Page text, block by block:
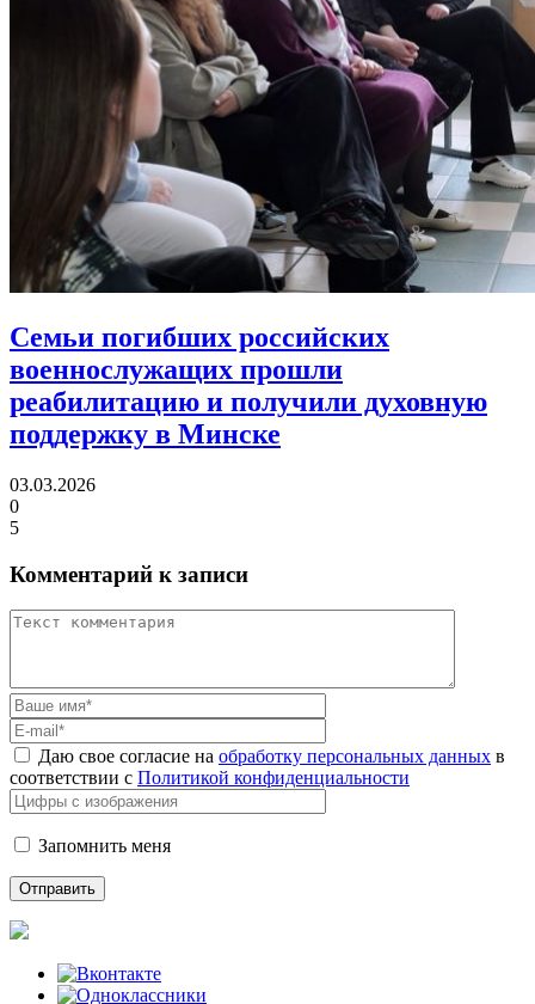
Семьи погибших российских
военнослужащих прошли
реабилитацию и получили духовную
поддержку в Минске
03.03.2026
0
5
Комментарий к записи
Даю свое согласие на обработку персональных данных в
соответствии с Политикой конфиденциальности
Запомнить меня